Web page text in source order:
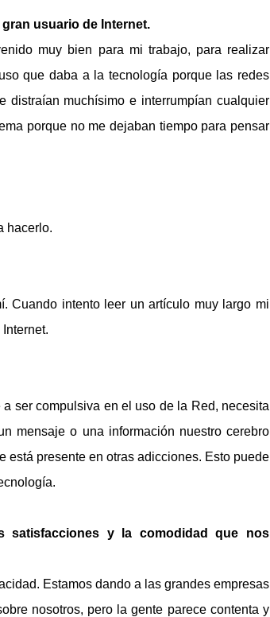
usuario de Internet.
muy bien para mi trabajo, para realizar
que daba a la tecnología porque las redes
distraían muchísimo e interrumpían cualquier
porque no me dejaban tiempo para pensar
hacerlo.
Cuando intento leer un artículo muy largo mi
ser compulsiva en el uso de la Red, necesita
mensaje o una información nuestro cerebro
está presente en otras adicciones. Esto puede
satisfacciones y la comodidad que nos
Estamos dando a las grandes empresas
nosotros, pero la gente parece contenta y